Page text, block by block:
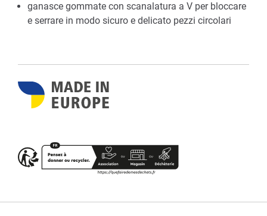
ganasce gommate con scanalatura a V per bloccare
e serrare in modo sicuro e delicato pezzi circolari